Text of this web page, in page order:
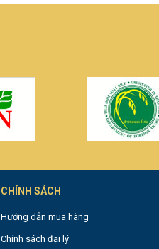
CHÍNH SÁCH
Hướng dẫn mua hàng
Chính sách đại lý